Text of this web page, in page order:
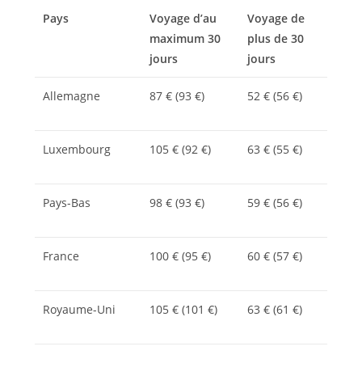
Pays
Voyage d’au
maximum 30
jours
Voyage de
plus de 30
jours
Allemagne 87 € (93 €) 52 € (56 €)
Luxembourg 105 € (92 €) 63 € (55 €)
Pays-Bas 98 € (93 €) 59 € (56 €)
France 100 € (95 €) 60 € (57 €)
Royaume-Uni 105 € (101 €) 63 € (61 €)